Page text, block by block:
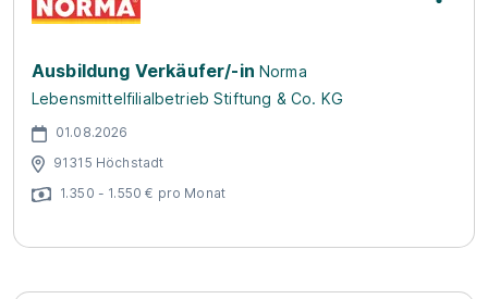
Ausbildung Verkäufer/-in Norma
Lebensmittelfilialbetrieb Stiftung & Co. KG
01.08.2026
91315 Höchstadt
1.350 - 1.550 € pro Monat